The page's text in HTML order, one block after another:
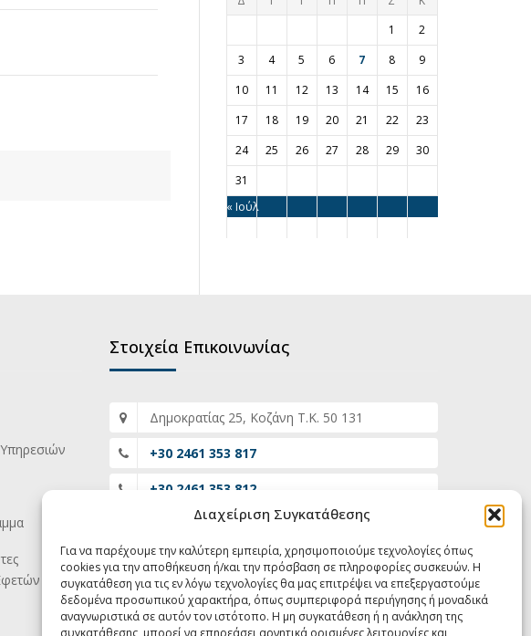
Διαχείριση Συγκατάθεσης
Για να παρέχουμε την καλύτερη εμπειρία, χρησιμοποιούμε τεχνολογίες όπως
cookies για την αποθήκευση ή/και την πρόσβαση σε πληροφορίες συσκευών. Η
συγκατάθεση για τις εν λόγω τεχνολογίες θα μας επιτρέψει να επεξεργαστούμε
δεδομένα προσωπικού χαρακτήρα, όπως συμπεριφορά περιήγησης ή μοναδικά
αναγνωριστικά σε αυτόν τον ιστότοπο. Η μη συγκατάθεση ή η ανάκληση της
συγκατάθεσης, μπορεί να επηρεάσει αρνητικά ορισμένες λειτουργίες και
1
2
3
4 5 6 7 8
9
10
11 12 13 14 15
16
17
18 19 20 21 22
23
24
25 26 27 28 29
30
31
« Ιούλ
Στοιχεία Επικοινωνίας
Δημοκρατίας 25, Κοζάνη Τ.Κ. 50 131
+30 2461 353 817
+30 2461 353 812
grammateia@eisaggeliaefeton-
dytikismakedonias.gov.gr
07:00 - 15:00